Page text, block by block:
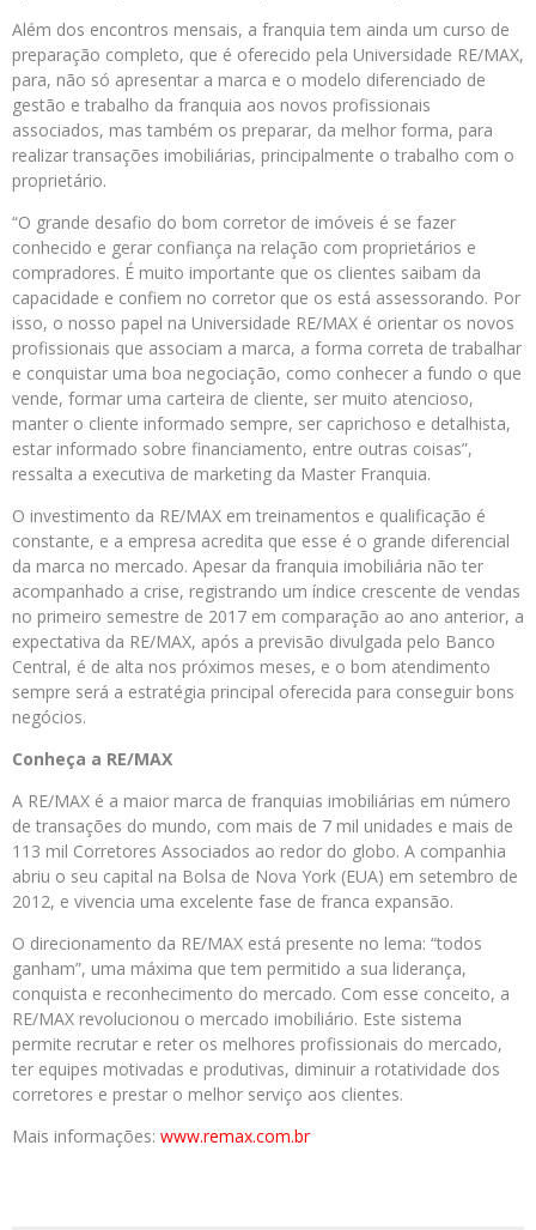
Além dos encontros mensais, a franquia tem ainda um curso de
preparação completo, que é oferecido pela Universidade RE/MAX,
para, não só apresentar a marca e o modelo diferenciado de
gestão e trabalho da franquia aos novos profissionais
associados, mas também os preparar, da melhor forma, para
realizar transações imobiliárias, principalmente o trabalho com o
proprietário.
“O grande desafio do bom corretor de imóveis é se fazer
conhecido e gerar confiança na relação com proprietários e
compradores. É muito importante que os clientes saibam da
capacidade e confiem no corretor que os está assessorando. Por
isso, o nosso papel na Universidade RE/MAX é orientar os novos
profissionais que associam a marca, a forma correta de trabalhar
e conquistar uma boa negociação, como conhecer a fundo o que
vende, formar uma carteira de cliente, ser muito atencioso,
manter o cliente informado sempre, ser caprichoso e detalhista,
estar informado sobre financiamento, entre outras coisas”,
ressalta a executiva de marketing da Master Franquia.
O investimento da RE/MAX em treinamentos e qualificação é
constante, e a empresa acredita que esse é o grande diferencial
da marca no mercado. Apesar da franquia imobiliária não ter
acompanhado a crise, registrando um índice crescente de vendas
no primeiro semestre de 2017 em comparação ao ano anterior, a
expectativa da RE/MAX, após a previsão divulgada pelo Banco
Central, é de alta nos próximos meses, e o bom atendimento
sempre será a estratégia principal oferecida para conseguir bons
negócios.
Conheça a RE/MAX
A RE/MAX é a maior marca de franquias imobiliárias em número
de transações do mundo, com mais de 7 mil unidades e mais de
113 mil Corretores Associados ao redor do globo. A companhia
abriu o seu capital na Bolsa de Nova York (EUA) em setembro de
2012, e vivencia uma excelente fase de franca expansão.
O direcionamento da RE/MAX está presente no lema: “todos
ganham”, uma máxima que tem permitido a sua liderança,
conquista e reconhecimento do mercado. Com esse conceito, a
RE/MAX revolucionou o mercado imobiliário. Este sistema
permite recrutar e reter os melhores profissionais do mercado,
ter equipes motivadas e produtivas, diminuir a rotatividade dos
corretores e prestar o melhor serviço aos clientes.
Mais informações: www.remax.com.br